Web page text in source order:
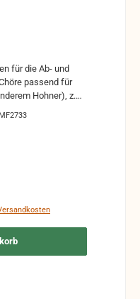
für die Ab- und
für
Hohner), z.B.
MF2733
Preis: